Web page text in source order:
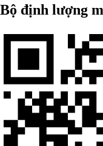
Bộ định lượng